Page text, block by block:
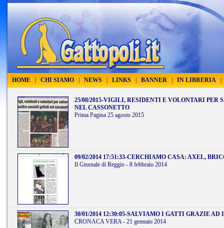
HOME CHI SIAMO NEWS LINKS BANNER IN LIBRERIA
25/08/2015-VIGILI, RESIDENTI E VOLONTARI PER
NEL CASSONETTO
Prima Pagina 25 agosto 2015
09/02/2014 17:51:33-CERCHIAMO CASA: AXEL,
Il Giornale di Reggio - 8 febbraio 2014
30/01/2014 12:30:05-SALVIAMO I GATTI GRAZIE AD
CRONACA VERA - 21 gennaio 2014